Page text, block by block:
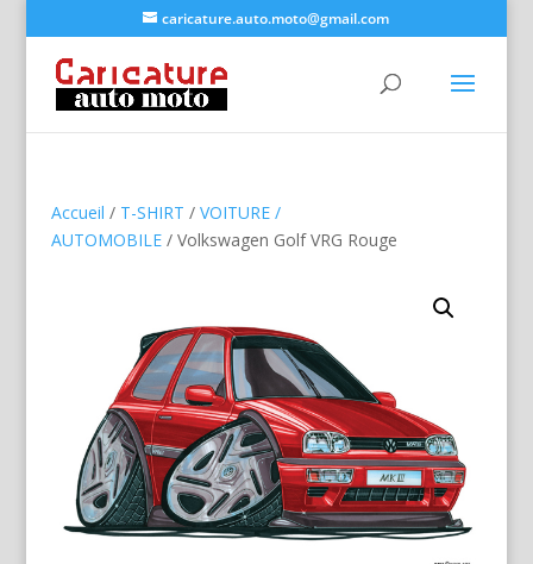
caricature.auto.moto@gmail.com
Accueil / T-SHIRT / VOITURE /
AUTOMOBILE/ Volkswagen Golf VRG Rouge